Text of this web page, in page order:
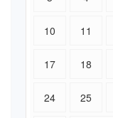
10 11
17 18
24 25